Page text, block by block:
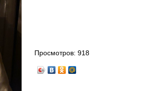
Просмотров:918